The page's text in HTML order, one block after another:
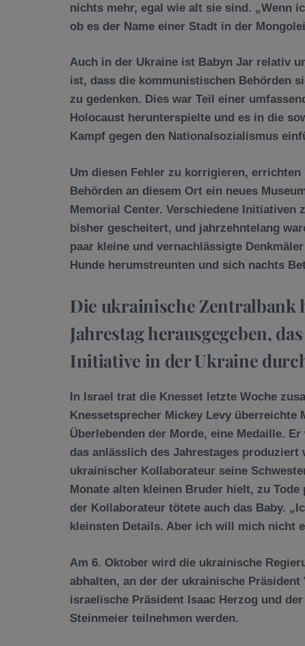
nichts mehr, egal wie alt sie sind. „Wenn
ob es der Name einer Stadt in der
Auch in der Ukraine ist Babyn Jar relativ
ist, dass die kommunistischen Behörden
zu gedenken. Dies war Teil einer
Holocaust herunterspielte und es in die
Kampf gegen den Nationalsozialismus
Um diesen Fehler zu korrigieren,
Behörden an diesem Ort ein neues
Memorial Center. Verschiedene Initiativen
bisher gescheitert, und jahrzehntelang
paar kleine und vernachlässigte
Hunde herumstreunten und sich nachts
Die ukrainische Zentralbank
Jahrestag herausgegeben,
Initiative in der Ukraine
In Israel trat die Knesset letzte Woche
Knessetsprecher Mickey Levy überreichte
Überlebenden der Morde, eine Medaille.
das anlässlich des Jahrestages
ukrainischer Kollaborateur seine
Monate alten kleinen Bruder hielt, zu
der Kollaborateur tötete auch das Baby.
kleinsten Details. Aber ich will mich nicht
Am 6. Oktober wird die ukrainische
abhalten, an der der ukrainische
israelische Präsident Isaac Herzog und
Steinmeier teilnehmen werden.